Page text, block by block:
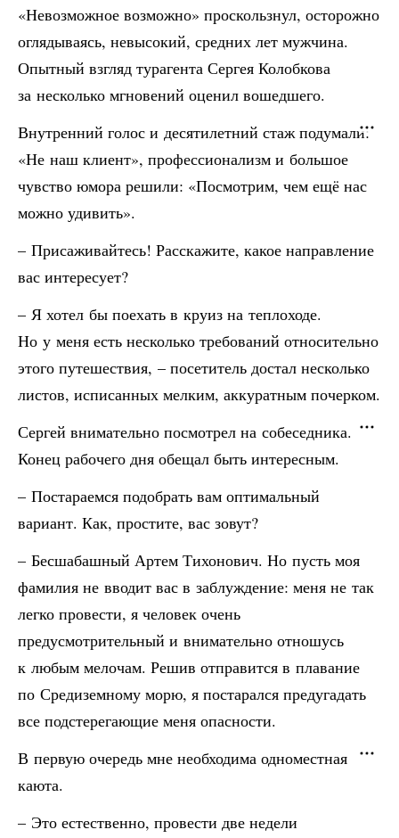
«Невозможное возможно» проскользнул, осторожно
оглядываясь, невысокий, средних лет мужчина.
Опытный взгляд турагента Сергея Колобкова
за несколько мгновений оценил вошедшего.
Внутренний голос и десятилетний стаж подумали:
«Не наш клиент», профессионализм и большое
чувство юмора решили: «Посмотрим, чем ещё нас
можно удивить».
– Присаживайтесь! Расскажите, какое направление
вас интересует?
– Я хотел бы поехать в круиз на теплоходе.
Но у меня есть несколько требований относительно
этого путешествия, – посетитель достал несколько
листов, исписанных мелким, аккуратным почерком.
Сергей внимательно посмотрел на собеседника.
Конец рабочего дня обещал быть интересным.
– Постараемся подобрать вам оптимальный
вариант. Как, простите, вас зовут?
– Бесшабашный Артем Тихонович. Но пусть моя
фамилия не вводит вас в заблуждение: меня не так
легко провести, я человек очень
предусмотрительный и внимательно отношусь
к любым мелочам. Решив отправится в плавание
по Средиземному морю, я постарался предугадать
все подстерегающие меня опасности.
В первую очередь мне необходима одноместная
каюта.
– Это естественно, провести две недели